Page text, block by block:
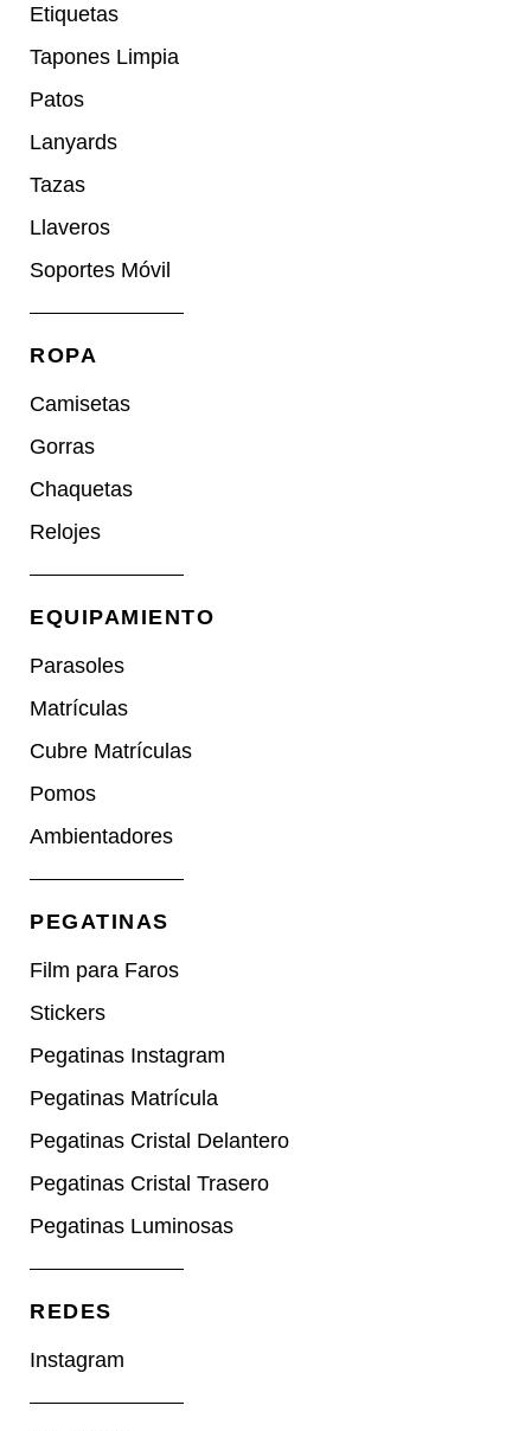
Etiquetas
Tapones Limpia
Patos
Lanyards
Tazas
Llaveros
Soportes Móvil
ROPA
Camisetas
Gorras
Chaquetas
Relojes
EQUIPAMIENTO
Parasoles
Matrículas
Cubre Matrículas
Pomos
Ambientadores
PEGATINAS
Film para Faros
Stickers
Pegatinas Instagram
Pegatinas Matrícula
Pegatinas Cristal Delantero
Pegatinas Cristal Trasero
Pegatinas Luminosas
REDES​
Instagram